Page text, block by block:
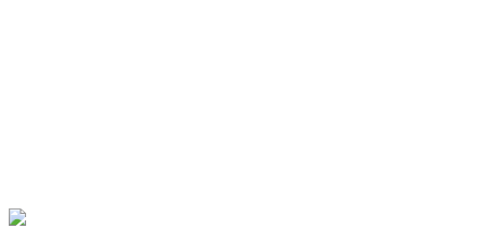
Windows 95/98